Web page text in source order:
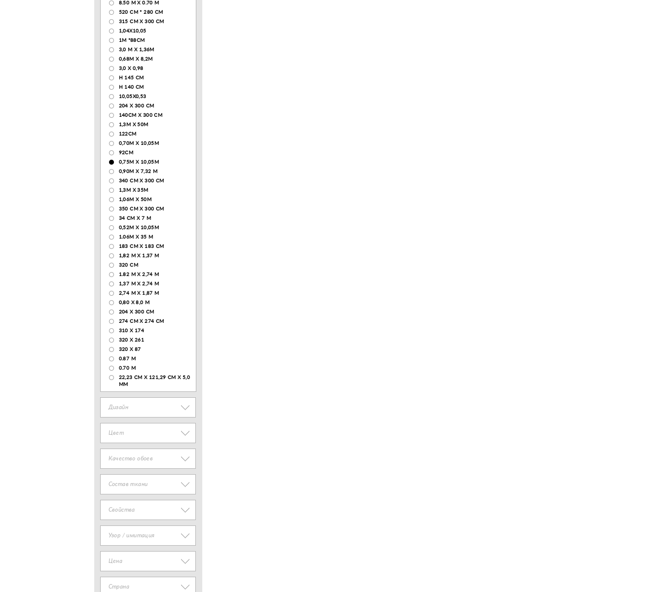
8.50 M X 0.70 M
520 СМ * 280 СМ
315 CM X 300 CM
1,04X10,05
1М *88СМ
3,0 М Х 1,36М
0,68М Х 8,2М
3,0 Х 0,98
H 145 CM
H 140 CM
10,05Х0,53
204 Х 300 СМ
140CM X 300 CM
1,3М Х 50М
122СМ
0,70М Х 10,05М
92CM
0,75М Х 10,05М
0,90М Х 7,32 М
340 CM X 300 CM
1,3M X 35M
1,06M X 50M
350 CM X 300 CM
34 CM X 7 M
0,52М Х 10,05М
1.06M X 35 M
183 СМ Х 183 СМ
1,82 М Х 1,37 М
320 CM
1.82 М Х 2,74 М
1,37 М Х 2,74 М
2,74 М Х 1,87 М
0,80 Х 8,0 М
204 Х 300 СМ
274 СМ Х 274 СМ
310 X 174
320 X 261
320 X 87
0.87 M
0.70 M
22,23 CM X 121,29 CM X 5,0
MM
Дизайн
Цвет
Качество обоев
Состав ткани
Свойства
Узор / имитация
Цена
Страна